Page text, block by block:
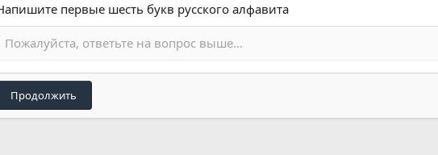
первые шесть букв русского алфавита
Продолжить